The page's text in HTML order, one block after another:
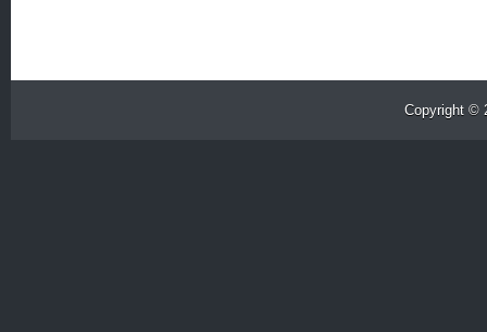
Copyright ©